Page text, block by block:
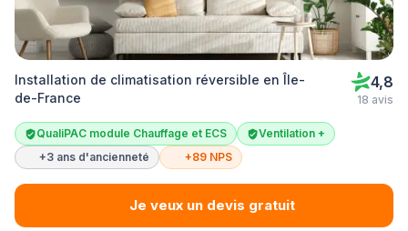
Installation de climatisation réversible en Île-
de-France
4,8
18 avis
QualiPAC module Chauffage et ECS
Ventilation +
+3 ans d'ancienneté
+89 NPS
Je veux un devis gratuit